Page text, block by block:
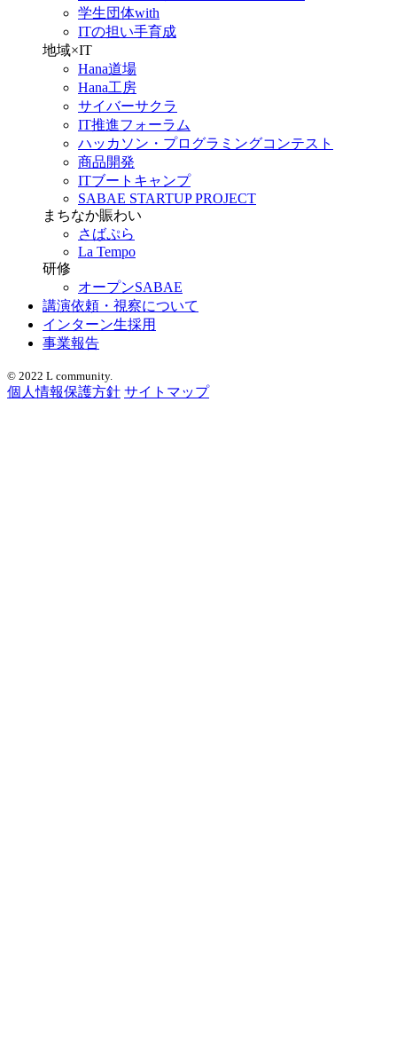
学生団体with
ITの担い手育成
地域×IT
Hana道場
Hana工房
サイバーサクラ
IT推進フォーラム
ハッカソン・プログラミングコンテスト
商品開発
ITブートキャンプ
SABAE STARTUP PROJECT
まちなか賑わい
さばぷら
La Tempo
研修
オープンSABAE
講演依頼・視察について
インターン生採用
事業報告
© 2022 L community.
個人情報保護方針 サイトマップ